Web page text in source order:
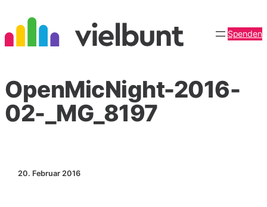
Inhalt
springen
Spenden
OpenMicNight-2016-
02-_MG_8197
20. Februar 2016